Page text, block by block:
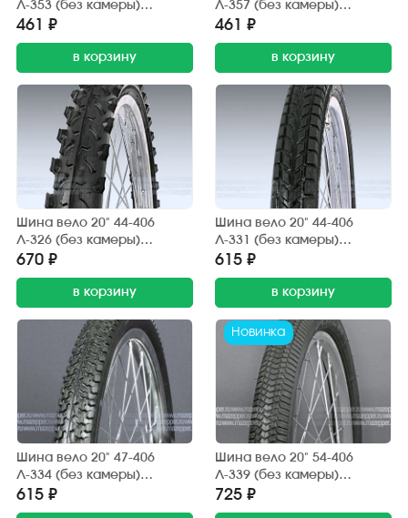
Л-353 (без камеры)
"ПЕТРОШИНА" (16х1,75)
дорога, грунт
461 ₽
в корзину
Л-357 (без камеры)
"ПЕТРОШИНА" (16х1,85)
шип.
461 ₽
в корзину
Шина вело 20" 44-406
Л-326 (без камеры)
"ПЕТРОШИНА" (20х1,95)
Аист, Кама, Десна (шип.)
670 ₽
в корзину
Шина вело 20" 44-406
Л-331 (без камеры)
"ПЕТРОШИНА" (20х1,75)
Аист, Кама, Десна
(дорожный)
615 ₽
в корзину
Шина вело 20" 47-406
Л-334 (без камеры)
"ПЕТРОШИНА" (20х1,85)
Аист, Кама, Десна (дорога,
615 ₽
Новинка
Шина вело 20" 54-406
Л-339 (без камеры)
"ПЕТРОШИНА" (20х2,125)
BMX (дорога, грунт)
725 ₽